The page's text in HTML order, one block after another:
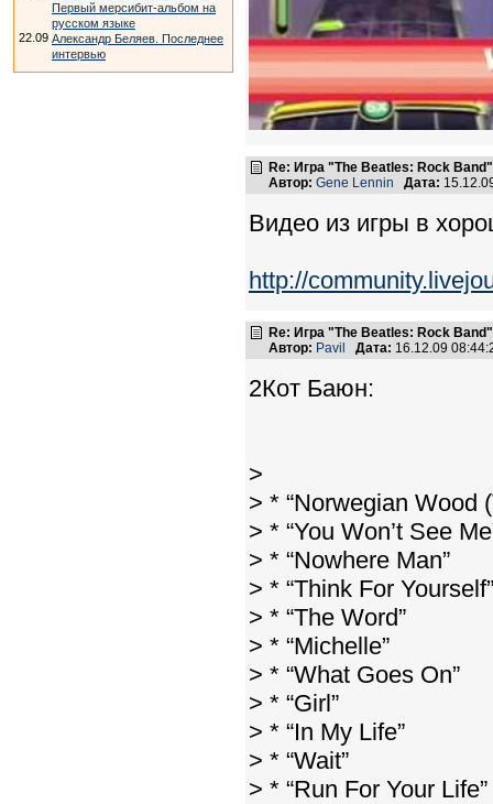
Первый мерсибит-альбом на
русском языке
22.09 Александр Беляев. Последнее
интервью
Re: Игра "The Beatles: Rock Band"
Автор: Gene Lennin Дата:
Видео из игры в
http://
Re: Игра "The Beatles: Rock Band"
Автор: Pavil Дата: 16.12.09
2Кот Баюн:
>
> * “Norwegian Wood
> * “You Won’t See
> * “Nowhere Man”
> * “Think For Yourself”
> * “The Word”
> * “Michelle”
> * “What Goes On”
> * “Girl”
> * “In My Life”
> * “Wait”
> * “Run For Your Life”